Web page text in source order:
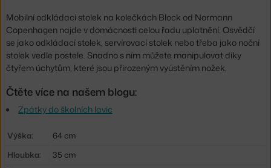
Mobilní odkládací stolek na kolečkách Block od Normann
Copenhagen najde v domácnosti celou řadu uplatnění. Osvědčí
se jako odkládací stolek, servírovací stolek nebo třeba jako noční
stolek vedle postele. Snadno s ním můžete manipulovat díky
čtyřem úchytům, které jsou přirozeným vyústěním nožek.
Čtěte více na našem blogu:
Zpátky do školních lavic
Výška:
64 cm
Hloubka:
35 cm